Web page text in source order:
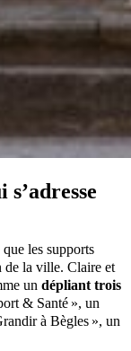
les supports
de la ville. Claire et
un dépliant trois
& Santé », un
à Bègles », un